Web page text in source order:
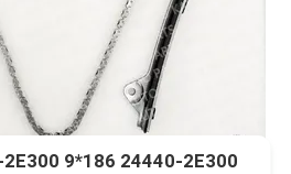
9*186 24440-2E300